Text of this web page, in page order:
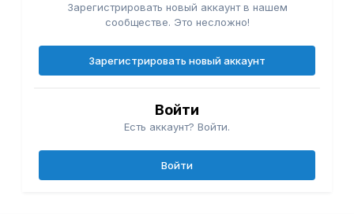
Зарегистрировать новый аккаунт в нашем
сообществе. Это несложно!
Зарегистрировать новый аккаунт
Войти
Есть аккаунт? Войти.
Войти